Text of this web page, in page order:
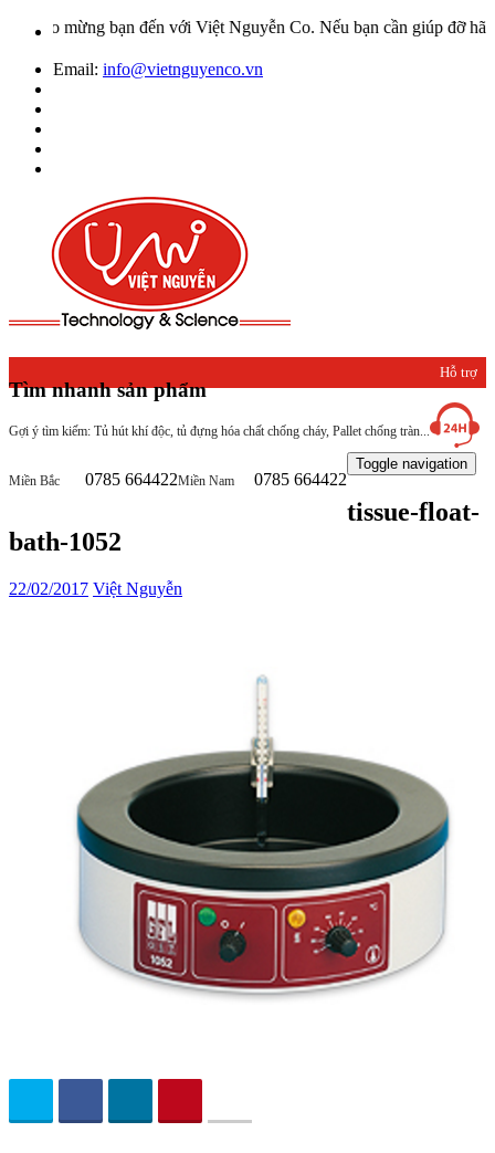
mừng bạn đến với Việt Nguyễn Co. Nếu bạn cần giúp đỡ hãy
Email: info@vietnguyenco.vn
Tìm nhanh sản phẩm
Gợi ý tìm kiếm: Tủ hút khí độc, tủ đựng hóa chất chống cháy, Pallet chống tràn...
Hỗ trợ
khách
hàng
Miền Bắc 0785 664422Miền Nam 0785 664422
Toggle navigation
tissue-float-
bath-1052
22/02/2017 Việt Nguyễn